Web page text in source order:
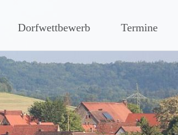
Steigerwaldes
Dorfwettbewerb Termine